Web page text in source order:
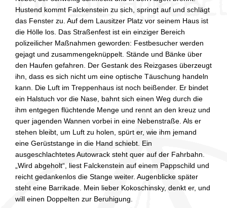
Hustend kommt Falckenstein zu sich, springt auf und schlägt
das Fenster zu. Auf dem Lausitzer Platz vor seinem Haus ist
die Hölle los. Das Straßenfest ist ein einziger Bereich
polizeilicher Maßnahmen geworden: Festbesucher werden
gejagt und zusammengeknüppelt. Stände und Bänke über
den Haufen gefahren. Der Gestank des Reizgases überzeugt
ihn, dass es sich nicht um eine optische Täuschung handeln
kann. Die Luft im Treppenhaus ist noch beißender. Er bindet
ein Halstuch vor die Nase, bahnt sich einen Weg durch die
ihm entgegen flüchtende Menge und rennt an den kreuz und
quer jagenden Wannen vorbei in eine Nebenstraße. Als er
stehen bleibt, um Luft zu holen, spürt er, wie ihm jemand
eine Gerüststange in die Hand schiebt. Ein
ausgeschlachtetes Autowrack steht quer auf der Fahrbahn.
„Wird abgeholt“, liest Falckenstein auf einem Pappschild und
reicht gedankenlos die Stange weiter. Augenblicke später
steht eine Barrikade. Mein lieber Kokoschinsky, denkt er, und
will einen Doppelten zur Beruhigung.